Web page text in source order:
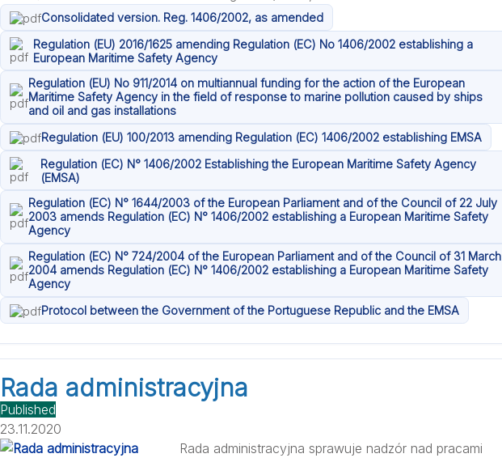
Consolidated version. Reg. 1406/2002, as amended
Regulation (EU) 2016/1625 amending Regulation (EC) No 1406/2002 establishing a
European Maritime Safety Agency
Regulation (EU) No 911/2014 on multiannual funding for the action of the European
Maritime Safety Agency in the field of response to marine pollution caused by ships
and oil and gas installations
Regulation (EU) 100/2013 amending Regulation (EC) 1406/2002 establishing EMSA
Regulation (EC) N° 1406/2002 Establishing the European Maritime Safety Agency
(EMSA)
Regulation (EC) N° 1644/2003 of the European Parliament and of the Council of 22 July
2003 amends Regulation (EC) N° 1406/2002 establishing a European Maritime Safety
Agency
Regulation (EC) N° 724/2004 of the European Parliament and of the Council of 31 March
2004 amends Regulation (EC) N° 1406/2002 establishing a European Maritime Safety
Agency
Protocol between the Government of the Portuguese Republic and the EMSA
Rada administracyjna
Published
23.11.2020
Rada administracyjna sprawuje nadzór nad pracami